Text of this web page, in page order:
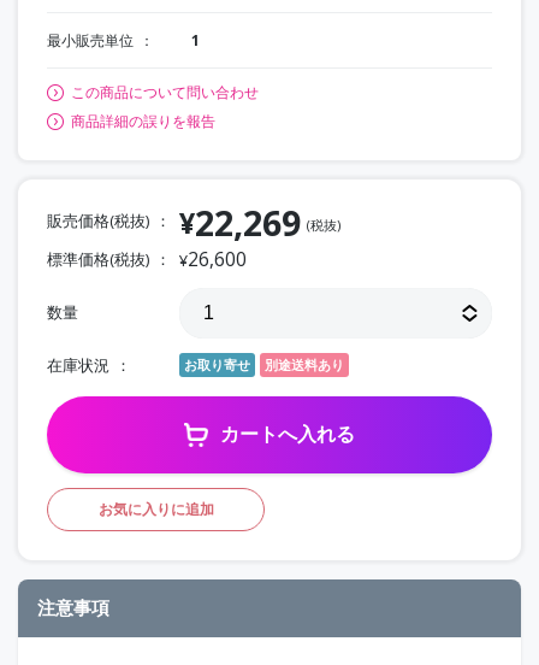
最小販売単位 1
この商品について問い合わせ
商品詳細の誤りを報告
販売価格(税抜) ¥22,269 (税抜)
標準価格(税抜) ¥26,600
数量
在庫状況 お取り寄せ 別途送料あり
カートへ入れる
お気に入りに追加
注意事項